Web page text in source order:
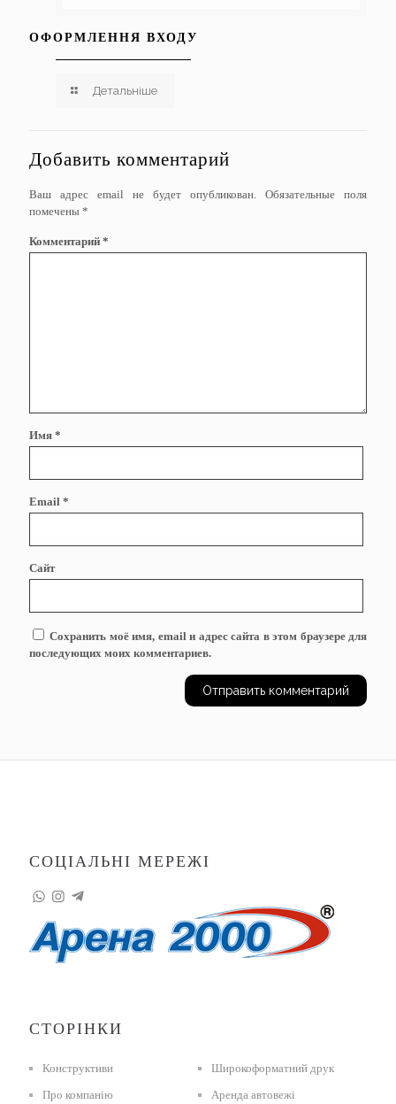
ОФОРМЛЕННЯ ВХОДУ
Детальніше
Добавить комментарий
Ваш адрес email не будет опубликован.
Обязательные поля
помечены *
Комментарий *
Имя *
Email *
Сайт
Сохранить моё имя, email и адрес сайта в этом браузере для
последующих моих комментариев.
СОЦІАЛЬНІ МЕРЕЖІ
СТОРІНКИ
Конструктиви
Про компанію
Широкоформатний друк
Аренда автовежі